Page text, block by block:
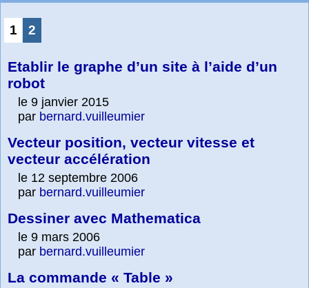
1 2
Etablir le graphe d’un site à l’aide d’un
robot
le 9 janvier 2015
par bernard.vuilleumier
Vecteur position, vecteur vitesse et
vecteur accélération
le 12 septembre 2006
par bernard.vuilleumier
Dessiner avec Mathematica
le 9 mars 2006
par bernard.vuilleumier
La commande « Table »